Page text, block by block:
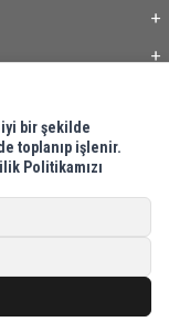
bir şekilde
toplanıp işlenir.
Politikamızı